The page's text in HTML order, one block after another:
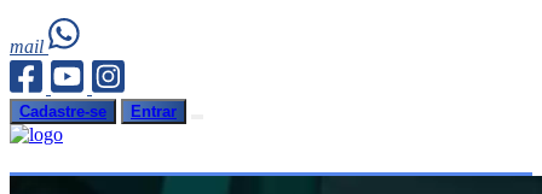
mail
Cadastre-se Entrar